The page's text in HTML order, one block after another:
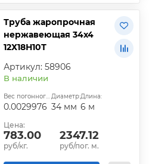
Труба жаропрочная
нержавеющая 34х4
12Х18Н10Т
Артикул: 58906
В наличии
Вес погонного метра, т.:
0.0029976
Диаметр:
34 мм
Длина:
6 м
Цена:
783.00
руб/кг.
2347.12
руб/пог. м.